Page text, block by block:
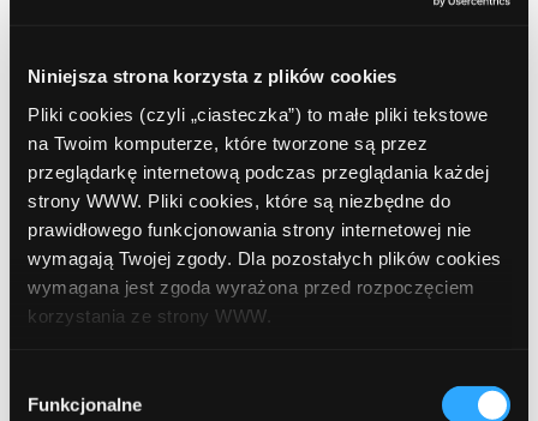
Niniejsza strona korzysta z plików cookies
Pliki cookies (czyli „ciasteczka”) to małe pliki tekstowe
na Twoim komputerze, które tworzone są przez
przeglądarkę internetową podczas przeglądania każdej
strony WWW. Pliki cookies, które są niezbędne do
prawidłowego funkcjonowania strony internetowej nie
wymagają Twojej zgody. Dla pozostałych plików cookies
wymagana jest zgoda wyrażona przed rozpoczęciem
korzystania ze strony WWW.
formy korzystania z plików cookies. Więcej:
Polityka
zgody
Funkcjonalne
czerwiec 2020
kwiecień 2020
luty 2020
grudzień 2019
październik 2019
lipiec 2019
maj 2019